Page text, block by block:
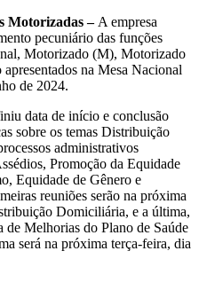
Motorizadas – A empresa
pecuniário das funções
Motorizado (M), Motorizado
na Mesa Nacional
de 2024.
data de início e conclusão
sobre os temas Distribuição
administrativos
Promoção da Equidade
Equidade de Gênero e
reuniões serão na próxima
Domiciliária, e a última,
de Melhorias do Plano de Saúde
será na próxima terça-feira, dia